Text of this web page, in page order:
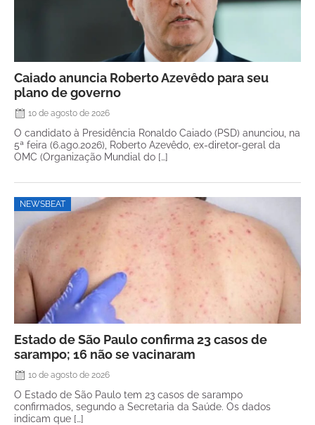
Caiado anuncia Roberto Azevêdo para seu
plano de governo
10 de agosto de 2026
O candidato à Presidência Ronaldo Caiado (PSD) anunciou, na
5ª feira (6.ago.2026), Roberto Azevêdo, ex-diretor-geral da
OMC (Organização Mundial do […]
NEWSBEAT
Estado de São Paulo confirma 23 casos de
sarampo; 16 não se vacinaram
10 de agosto de 2026
O Estado de São Paulo tem 23 casos de sarampo
confirmados, segundo a Secretaria da Saúde. Os dados
indicam que […]